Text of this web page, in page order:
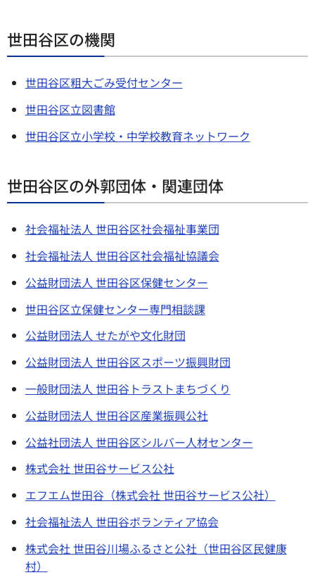
世田谷区の機関
世田谷区粗大ごみ受付センター
世田谷区立図書館
世田谷区立小学校・中学校教育ネットワーク
世田谷区の外郭団体・関連団体
社会福祉法人 世田谷区社会福祉事業団
社会福祉法人 世田谷区社会福祉協議会
公益財団法人 世田谷区保健センター
世田谷区立保健センター専門相談課
公益財団法人 せたがや文化財団
公益財団法人 世田谷区スポーツ振興財団
一般財団法人 世田谷トラストまちづくり
公益財団法人 世田谷区産業振興公社
公益社団法人 世田谷区シルバー人材センター
株式会社 世田谷サービス公社
エフエム世田谷（株式会社 世田谷サービス公社）
社会福祉法人 世田谷ボランティア協会
株式会社 世田谷川場ふるさと公社（世田谷区民健康
村）